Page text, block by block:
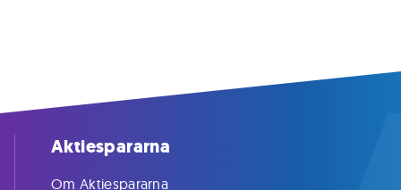
Aktiespararna
Om Aktiespararna